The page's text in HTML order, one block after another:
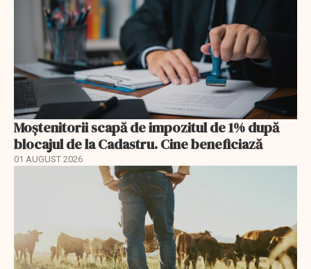
Moștenitorii scapă de impozitul de 1% după
blocajul de la Cadastru. Cine beneficiază
01 AUGUST 2026